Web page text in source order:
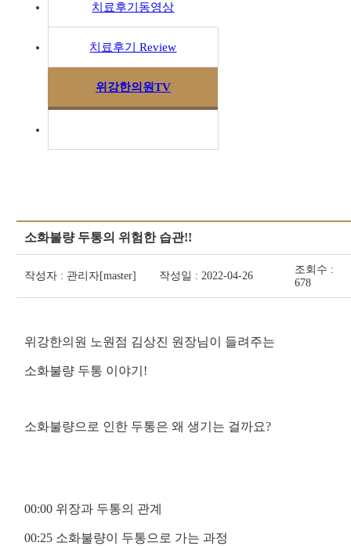
치료후기동영상
치료후기 Review
위강한의원TV
소화불량 두통의 위험한 습관!!
작성자 : 관리자[master] 작성일 : 2022-04-26
조회수 :
678
위강한의원 노원점 김상진 원장님이 들려주는
소화불량 두통 이야기!
소화불량으로 인한 두통은 왜 생기는 걸까요?
00:00 위장과 두통의 관계
00:25 소화불량이 두통으로 가는 과정